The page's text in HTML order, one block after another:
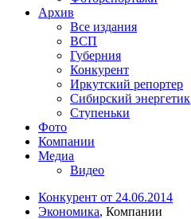
Архив
Все издания
ВСП
Губерния
Конкурент
Иркутский репортер
Сибирский энергетик
Ступеньки
Фото
Компании
Медиа
Видео
Конкурент от 24.06.2014
Экономика, Компании